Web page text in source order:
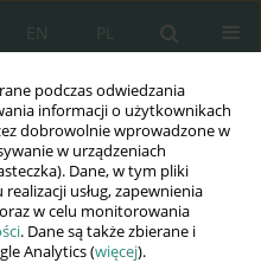
podczas odwiedzania
informacji o użytkownikach
dobrowolnie wprowadzone w
w urządzeniach
Dane, w tym pliki
usług, zapewnienia
w celu monitorowania
. Dane są także zbierane i
Analytics (więcej).
PL
EN